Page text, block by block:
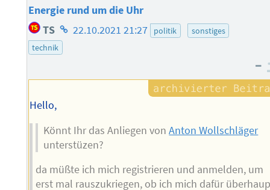
Energie rund um die Uhr
TS Homepage
des
22.10.2021 21:27 politik
sonstiges
technik
–
Hello,
Könnt Ihr das Anliegen vonAnton Wollschläger
unterstüzen?
da müßte ich mich registrieren und anmelden, um
erst mal rauszukriegen, ob ich mich dafür